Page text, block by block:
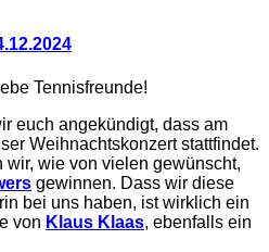
Tennisfreunde!
euch angekündigt, dass am
Weihnachtskonzert stattfindet.
wir, wie von vielen gewünscht,
gewinnen. Dass wir diese
bei uns haben, ist wirklich ein
von Klaus Klaas, ebenfalls ein